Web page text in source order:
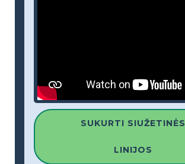
SUKURTI SIUŽETINĖS
LINIJOS